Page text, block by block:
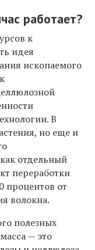
работает?
к
идея
ископаемого
В
но еще и
отдельный
переработки
процентов от
волокна.
полезных
— это